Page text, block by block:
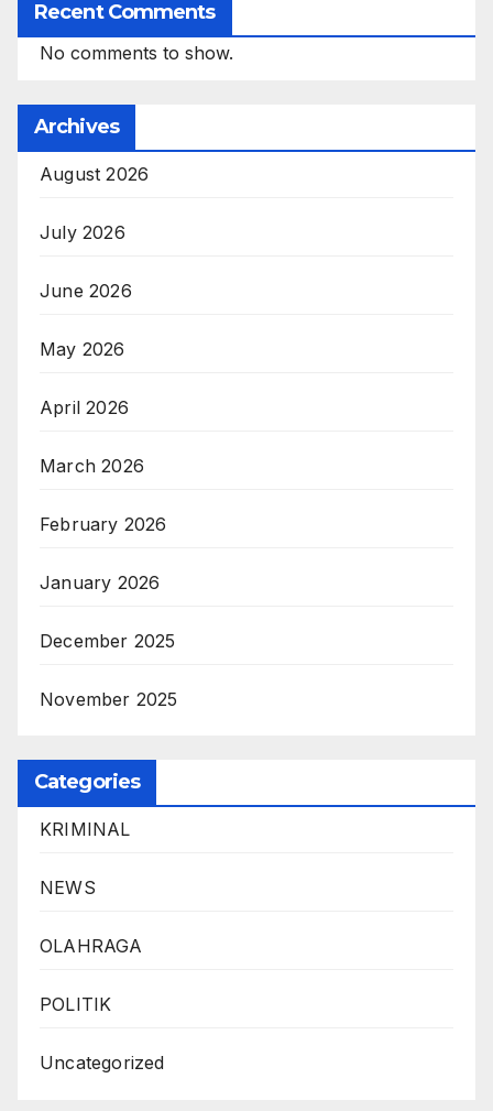
Recent Comments
No comments to show.
Archives
August 2026
July 2026
June 2026
May 2026
April 2026
March 2026
February 2026
January 2026
December 2025
November 2025
Categories
KRIMINAL
NEWS
OLAHRAGA
POLITIK
Uncategorized